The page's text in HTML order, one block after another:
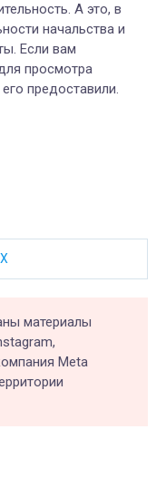
А это, в
начальства и
Если вам
просмотра
предоставили.
материалы
Meta